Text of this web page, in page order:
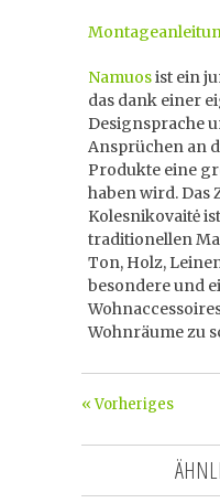
Namuosist ein
das dank einer
Designsprache
Ansprüchen an
Produkte eine
haben wird. Das
Kolesnikovaitė
traditionellen
Ton, Holz,
besondere und
Wohnräume zu
« Vorheriges